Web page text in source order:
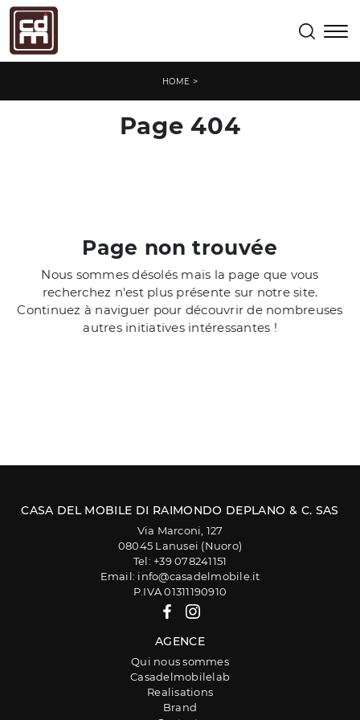
HOME >
Page 404
Page non trouvée
Nous sommes désolés mais la page que vous
recherchez n'est plus présente sur notre site.
Continuez à naviguer pour découvrir de nombreuses
autres initiatives intéressantes !
CASA DEL MOBILE DI RAIMONDO DEPLANO & C. SAS
Via Marconi, 127
08045 Lanusei (Nuoro)
Tel: +39 078241151
Email: info@casadelmobile.it
P.IVA 01311190910
AGENCE
Qui nous sommes
Casadelmobilelab
Realisations
Brand